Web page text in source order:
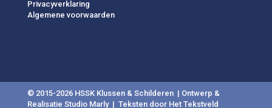
Privacyverklaring
Algemene voorwaarden
© 2015-2026 HSSK Klussen & Schilderen | Ontwerp &
Realisatie Studio Marly | Teksten door Het Tekstveld